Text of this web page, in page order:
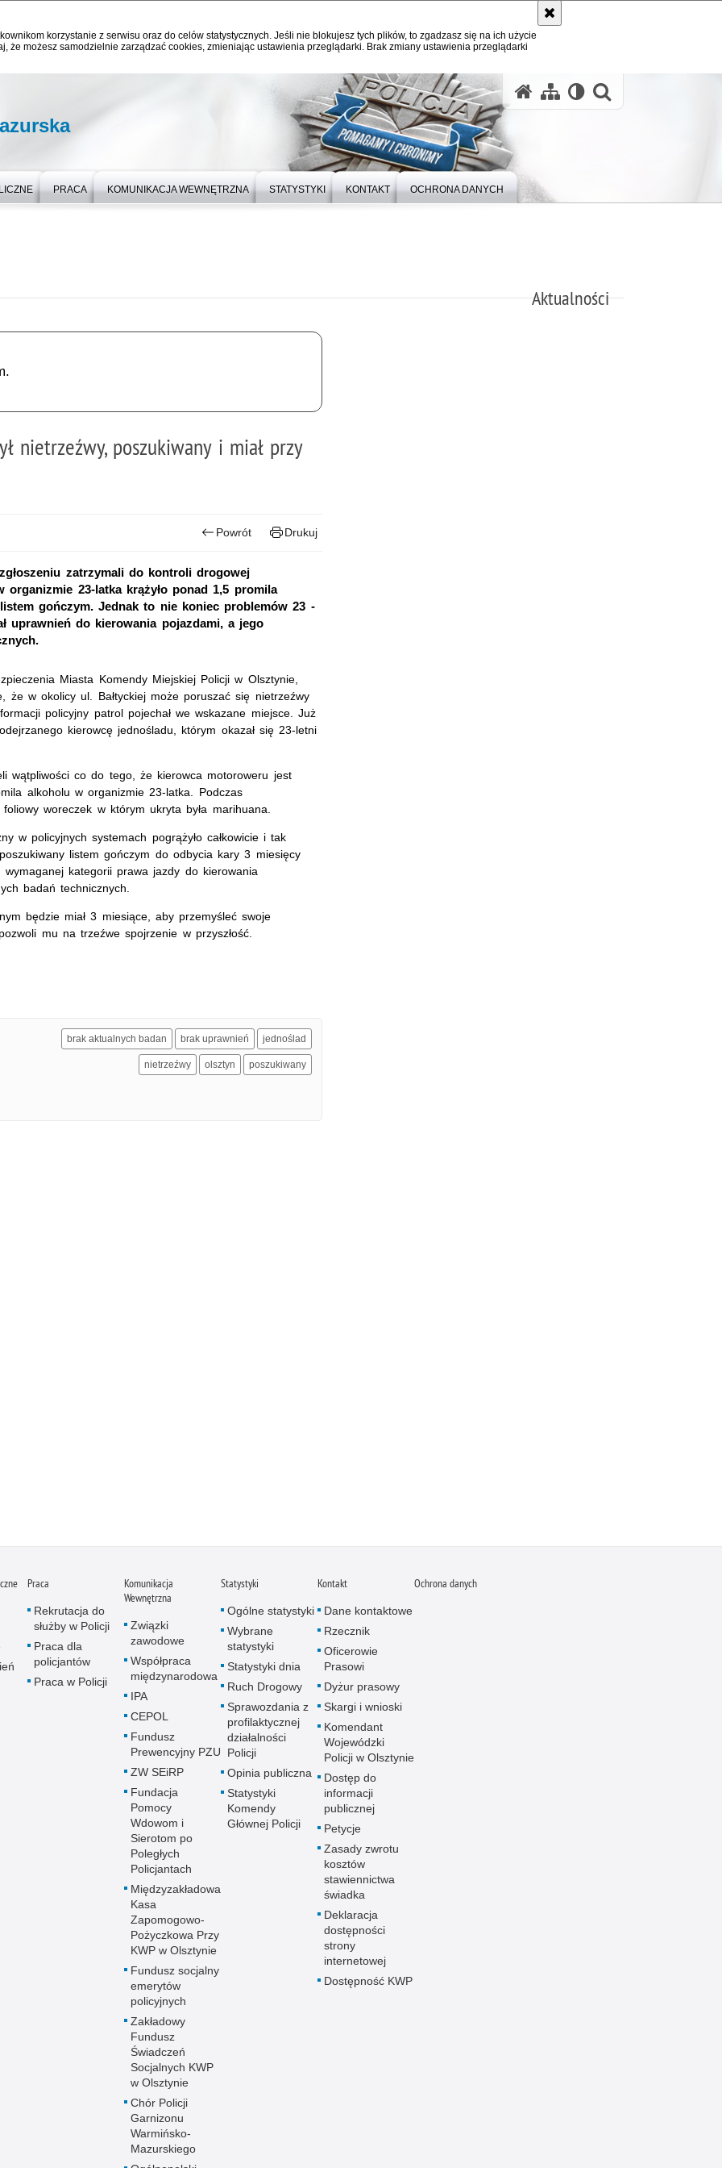
korzystanie z serwisu oraz do celów statystycznych. Jeśli nie blokujesz tych plików, to zgadzasz się na ich użycie
że możesz samodzielnie zarządzać cookies, zmieniając ustawienia przeglądarki. Brak zmiany ustawienia przeglądarki
PRACA KOMUNIKACJA WEWNĘTRZNA STATYSTYKI KONTAKT OCHRONA DANYCH
Aktualności
nietrzeźwy, poszukiwany i miał przy
Powrót Drukuj
zatrzymali do kontroli drogowej
23-latka krążyło ponad 1,5 promila
gończym. Jednak to nie koniec problemów 23 -
uprawnień do kierowania pojazdami, a jego
Miasta Komendy Miejskiej Policji w Olsztynie,
że w okolicy ul. Bałtyckiej może poruszać się nietrzeźwy
policyjny patrol pojechał we wskazane miejsce. Już
kierowcę jednośladu, którym okazał się 23-letni
wątpliwości co do tego, że kierowca motoroweru jest
alkoholu w organizmie 23-latka. Podczas
woreczek w którym ukryta była marihuana.
w policyjnych systemach pogrążyło całkowicie i tak
listem gończym do odbycia kary 3 miesięcy
kategorii prawa jazdy do kierowania
badań technicznych.
będzie miał 3 miesiące, aby przemyśleć swoje
mu na trzeźwe spojrzenie w przyszłość.
brak aktualnych badan brak uprawnień jednoślad
nietrzeźwy olsztyn poszukiwany
Praca
Rekrutacja do
służby w Policji
Praca dla
policjantów
Praca w Policji
Komunikacja
Wewnętrzna
Związki
zawodowe
Współpraca
międzynarodowa
IPA
CEPOL
Fundusz
Prewencyjny PZU
ZW SEiRP
Fundacja
Pomocy
Wdowom i
Sierotom po
Poległych
Policjantach
Międzyzakładowa
Kasa
Zapomogowo-
Pożyczkowa Przy
KWP w Olsztynie
Fundusz socjalny
emerytów
policyjnych
Zakładowy
Fundusz
Świadczeń
Socjalnych KWP
w Olsztynie
Chór Policji
Garnizonu
Warmińsko-
Mazurskiego
Statystyki
Ogólne statystyki
Wybrane
statystyki
Statystyki dnia
Ruch Drogowy
Sprawozdania z
profilaktycznej
działalności
Policji
Opinia publiczna
Statystyki
Komendy
Głównej Policji
Kontakt
Dane kontaktowe
Rzecznik
Oficerowie
Prasowi
Dyżur prasowy
Skargi i wnioski
Komendant
Wojewódzki
Policji w Olsztynie
Dostęp do
informacji
publicznej
Petycje
Zasady zwrotu
kosztów
stawiennictwa
świadka
Deklaracja
dostępności
strony
internetowej
Dostępność KWP
Ochrona danych